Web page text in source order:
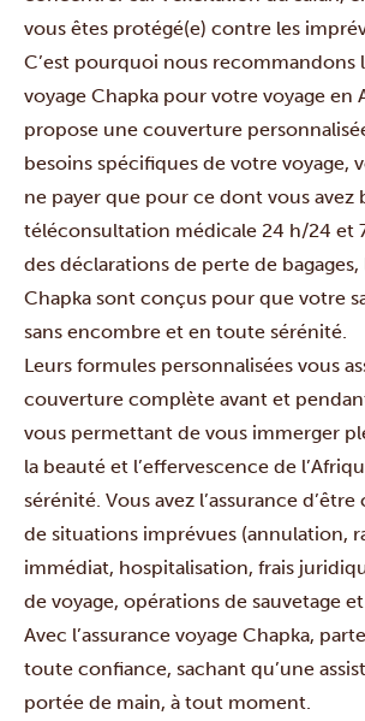
vous êtes protégé(e) contre les
C’est pourquoi nous recommandons
voyage Chapka pour votre voyage en
propose une couverture
besoins spécifiques de votre voyage,
ne payer que pour ce dont vous avez
téléconsultation médicale 24 h/24 et
des déclarations de perte de bagages,
Chapka sont conçus pour que votre
sans encombre et en toute sérénité.
Leurs formules personnalisées vous
couverture complète avant et
vous permettant de vous immerger
la beauté et l’effervescence de
sérénité. Vous avez l’assurance
de situations imprévues (annulation,
immédiat, hospitalisation, frais
de voyage, opérations de sauvetage
Avec l’assurance voyage Chapka,
toute confiance, sachant qu’une
portée de main, à tout moment.